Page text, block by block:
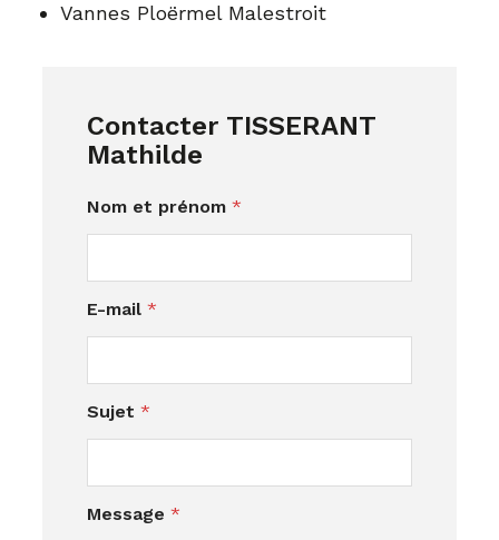
Vannes Ploërmel Malestroit
Contacter TISSERANT
Mathilde
Nom et prénom *
E-mail *
Sujet *
e
Message *